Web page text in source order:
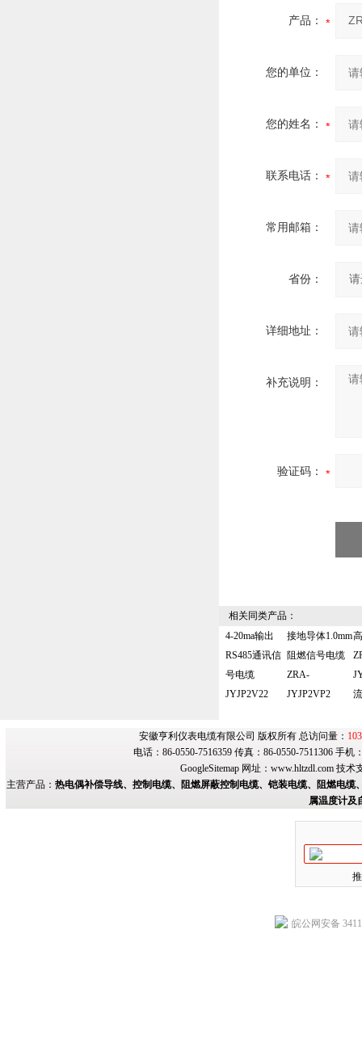
产品：
您的单位：
您的姓名：
联系电话：
常用邮箱：
省份：
详细地址：
补充说明：
验证码：
相关同类产品：
4-20ma输出
RS485通讯信
号电缆
JYJP2V22
接地导体1.0mm
阻燃信号电缆
ZRA-
JYJP2VP2
安徽亨利仪表电缆有限公司 版权所有 总访问量：
电话：86-0550-7516359 传真：86-0550-7511306 手
GoogleSitemap网址： www.hltzdl.com技术
主营产品： 热电偶补偿导线、控制电缆、阻燃屏蔽控制电缆、铠装电缆、阻燃电
属温度计及
皖公网安备